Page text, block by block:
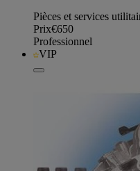
Pièces et services
Prix€650
Professionnel
VIP